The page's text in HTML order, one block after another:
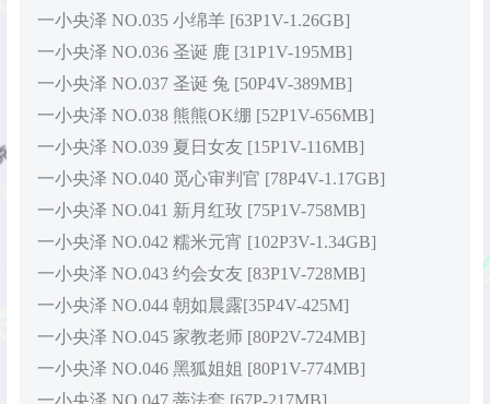
一小央泽 NO.035 小绵羊 [63P1V-1.26GB]
一小央泽 NO.036 圣诞 鹿 [31P1V-195MB]
一小央泽 NO.037 圣诞 兔 [50P4V-389MB]
一小央泽 NO.038 熊熊OK绷 [52P1V-656MB]
一小央泽 NO.039 夏日女友 [15P1V-116MB]
一小央泽 NO.040 觅心审判官 [78P4V-1.17GB]
一小央泽 NO.041 新月红玫 [75P1V-758MB]
一小央泽 NO.042 糯米元宵 [102P3V-1.34GB]
一小央泽 NO.043 约会女友 [83P1V-728MB]
一小央泽 NO.044 朝如晨露[35P4V-425M]
一小央泽 NO.045 家教老师 [80P2V-724MB]
一小央泽 NO.046 黑狐姐姐 [80P1V-774MB]